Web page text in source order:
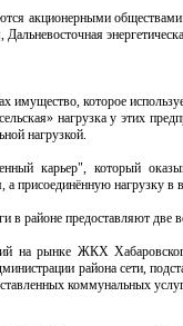
акционерными
имущество, которое
нагрузка у этих
нагрузкой.
карьер", который
а присоединённую нагрузку
районе предоставляют две
на рынке ЖКХ
района сети,
коммунальных